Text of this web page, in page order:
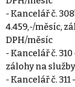
- Kancelář č.
4.459,-/měsíc,
DPH/měsíc
- Kancelář č.
zálohy na
- Kancelář č.